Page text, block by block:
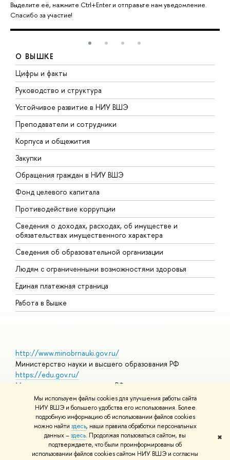
Мы используем файлы cookies для улучшения работы сайта
НИУ ВШЭ и большего удобства его использования. Более
подробную информацию об использовании файлов cookies
можно найти здесь, наши правила обработки персональных
данных –здесь. Продолжая пользоваться сайтом, вы
подтверждаете, что были проинформированы об
использовании файлов cookies сайтом НИУ ВШЭ и согласны
✖
Выделите её, нажмите Ctrl+Enter и отправьте нам уведомление.
Спасибо за участие!
О ВЫШКЕ
Цифры и факты
Руководство и структура
Устойчивое развитие в НИУ ВШЭ
Преподаватели и сотрудники
Корпуса и общежития
Закупки
Обращения граждан в НИУ ВШЭ
Фонд целевого капитала
Противодействие коррупции
Сведения о доходах, расходах, об имуществе и
обязательствах имущественного характера
Сведения об образовательной организации
Людям с ограниченными возможностями здоровья
Единая платежная страница
Работа в Вышке
http://www.minobrnauki.gov.ru/
Министерство науки и высшего образования РФ
https://edu.gov.ru/
Министерство просвещения РФ
https://elearning.hse.ru/mooc
Массовые открытые онлайн-курсы
© НИУ ВШЭ 1993–2026 Адреса и контактыУсловия
использования материалов Политика конфиденциальности